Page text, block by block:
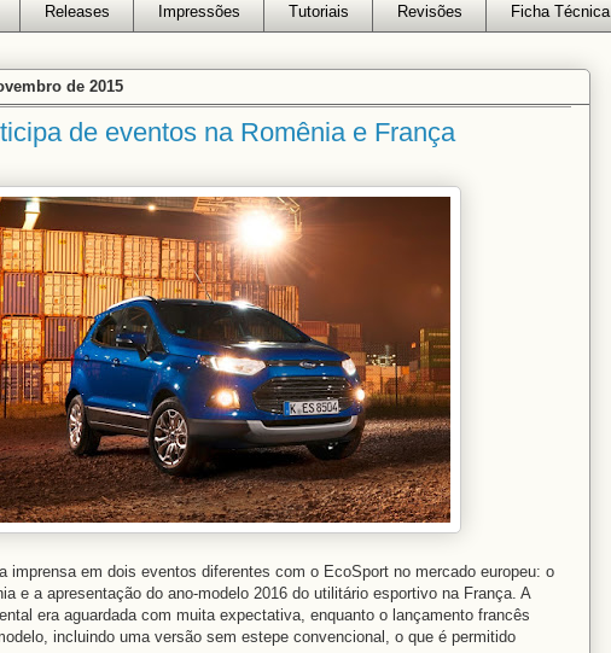
Releases Impressões Tutoriais Revisões Ficha Técnica
de 2015
de eventos na Romênia e França
imprensa em dois eventos diferentes com o EcoSport no mercado europeu: o
e a apresentação do ano-modelo 2016 do utilitário esportivo na França. A
era aguardada com muita expectativa, enquanto o lançamento francês
incluindo uma versão sem estepe convencional, o que é permitido